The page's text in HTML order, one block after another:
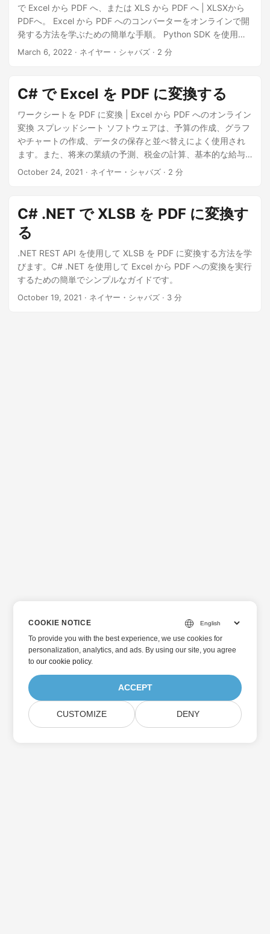
で Excel から PDF へ、または XLS から PDF へ | XLSXから
PDFへ。 Excel から PDF へのコンバーターをオンラインで開
発する方法を学ぶための簡単な手順。 Python SDK を使用し
て、スプレッドシートから PDF へのコンバーターを開発しま
March 6, 2022 · ネイヤー・シャバズ · 2 分
C# で Excel を PDF に変換する
ワークシートを PDF に変換 | Excel から PDF へのオンライン
変換 スプレッドシート ソフトウェアは、予算の作成、グラフ
やチャートの作成、データの保存と並べ替えによく使用され
ます。また、将来の業績の予測、税金の計算、基本的な給与
計算、チャートの作成、収益の計算など、ビジネスでも広く
ファイルを PDF に変換して、どのプラットフォームでも (忠
実度を損なうことなく) 表示できるようにする手順について説
明します。 Excel 変換 API C# で Excel を PDF に変換する
cURL コマンドを使用して Excel を PDF に変換する Excel 変
換 API Aspose.Cells Cloud は、Excel ファイルを作成、編集
し、PDF やその他の サポートされているファイル形式 にレン
ダリングする機能を提供する REST ベースの API です。この
範囲では、C# .NET を使用して Excel を PDF に変換するため
October 24, 2021 · ネイヤー・シャバズ · 2 分
C# .NET で XLSB を PDF に変換す
る
.NET REST API を使用して XLSB を PDF に変換する方法を学
びます。C# .NET を使用して Excel から PDF への変換を実行
するための簡単でシンプルなガイドです。
October 19, 2021 · ネイヤー・シャバズ · 3 分
COOKIE NOTICE
To provide you with the best experience, we use cookies for
personalization, analytics, and ads. By using our site, you agree
toour cookie policy.
ACCEPT
CUSTOMIZE DENY